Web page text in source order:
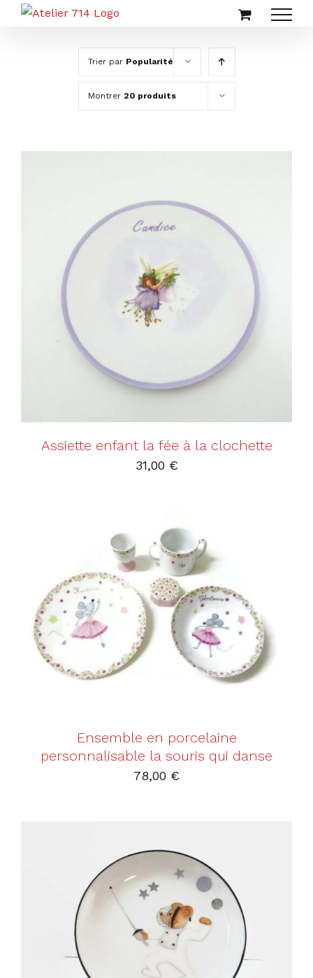
Passer
Trier par Popularité
Montrer 20 produits
AJOUTER AU PANIER
Assiette enfant la fée à la clochette
31,00 €
AJOUTER AU PANIER DÉTAILS
Ensemble en porcelaine
personnalisable la souris qui danse
78,00 €
AJOUTER AU PANIER DÉTAILS